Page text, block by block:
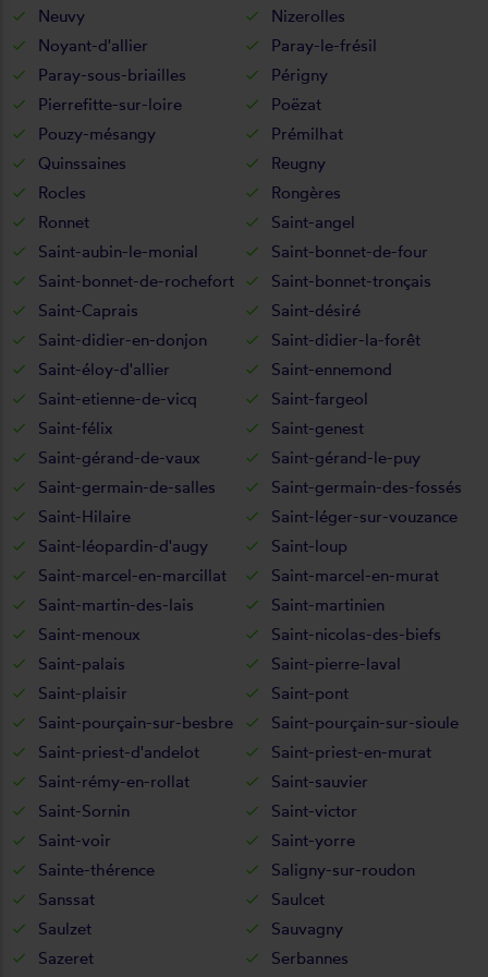
Neuvy
Nizerolles
Noyant-d'allier
Paray-le-frésil
Paray-sous-briailles
Périgny
Pierrefitte-sur-loire
Poëzat
Pouzy-mésangy
Prémilhat
Quinssaines
Reugny
Rocles
Rongères
Ronnet
Saint-angel
Saint-aubin-le-monial
Saint-bonnet-de-four
Saint-bonnet-de-rochefort
Saint-bonnet-tronçais
Saint-Caprais
Saint-désiré
Saint-didier-en-donjon
Saint-didier-la-forêt
Saint-éloy-d'allier
Saint-ennemond
Saint-etienne-de-vicq
Saint-fargeol
Saint-félix
Saint-genest
Saint-gérand-de-vaux
Saint-gérand-le-puy
Saint-germain-de-salles
Saint-germain-des-fossés
Saint-Hilaire
Saint-léger-sur-vouzance
Saint-léopardin-d'augy
Saint-loup
Saint-marcel-en-marcillat
Saint-marcel-en-murat
Saint-martin-des-lais
Saint-martinien
Saint-menoux
Saint-nicolas-des-biefs
Saint-palais
Saint-pierre-laval
Saint-plaisir
Saint-pont
Saint-pourçain-sur-besbre
Saint-pourçain-sur-sioule
Saint-priest-d'andelot
Saint-priest-en-murat
Saint-rémy-en-rollat
Saint-sauvier
Saint-Sornin
Saint-victor
Saint-voir
Saint-yorre
Sainte-thérence
Saligny-sur-roudon
Sanssat
Saulcet
Saulzet
Sauvagny
Sazeret
Serbannes